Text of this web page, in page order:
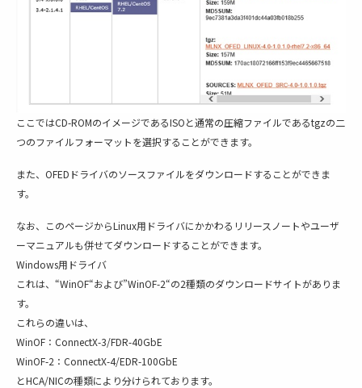
ここではCD-ROMのイメージであるISOと通常の圧縮ファイルであるtgzの二
つのファイルフォーマットを選択することができます。
また、OFEDドライバのソースファイルをダウンロードすることができま
す。
なお、このページからLinux用ドライバにかかわるリリースノートやユーザ
ーマニュアルも併せてダウンロードすることができます。
Windows用ドライバ
これは、“WinOF“および”WinOF-2“の2種類のダウンロードサイトがありま
す。
これらの違いは、
WinOF：ConnectX-3/FDR-40GbE
WinOF-2：ConnectX-4/EDR-100GbE
とHCA/NICの種類により分けられております。